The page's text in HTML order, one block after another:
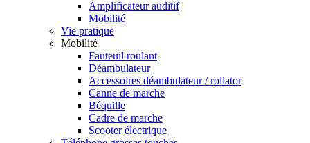
Amplificateur auditif
Mobilité
Vie pratique
Mobilité
Fauteuil roulant
Déambulateur
Accessoires déambulateur / rollator
Canne de marche
Béquille
Cadre de marche
Scooter électrique